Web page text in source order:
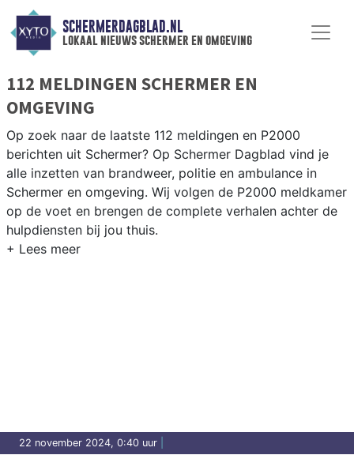
SCHERMERDAGBLAD.NL
lokaal nieuws schermer en omgeving
112 MELDINGEN SCHERMER EN
OMGEVING
Op zoek naar de laatste 112 meldingen en P2000
berichten uit Schermer? Op Schermer Dagblad vind je
alle inzetten van brandweer, politie en ambulance in
Schermer en omgeving. Wij volgen de P2000 meldkamer
op de voet en brengen de complete verhalen achter de
hulpdiensten bij jou thuis.
22 november 2024, 0:40 uur